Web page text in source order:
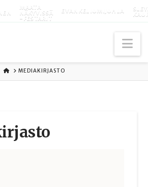
MAATA
NÄKYVISSÄ
-FESTARIT
EVANKELIUMIJUHLA
ETUSIVU
MEDIAKIRJASTO